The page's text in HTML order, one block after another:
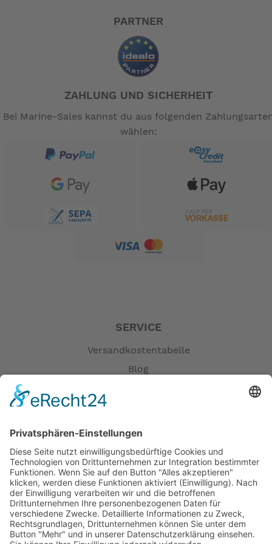
Reifen: 20’’ Schwalbe Marathon Original 40-406
Pedale: Voll-Aluminium Faltpedale
Klingel: leicht und elegant
Gewicht: 11,9 kg (ca., ohne Pedale, +/- 5%)
Faltmass: H: 57 cm x L: 79 cm x B: 29 cm, (H: 22
in x L: 31 in x B: 11 in)
lbs
Reflektoren sind im Lieferumfang enthalten.
-- Auf Produktfotos angezeigte Dekorationsartikel
gehören nicht zum Leistungsumfang. --
PARTNER
ZAHLUNG UND SICHERHEIT
Bei Marine-Sales kannst du aus folgenden
wählen:
SERVICE
Versandkostentabelle
Blog
Versandpartner
Verfügbarkeiten
Zahlung und Versand
Datenschutz
Fernabsatz